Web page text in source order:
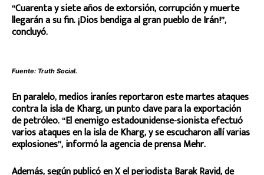
“Cuarenta y siete años de extorsión, corrupción y muerte
llegarán a su fin. ¡Dios bendiga al gran pueblo de Irán!”,
concluyó.
Fuente: Truth Social.
En paralelo, medios iraníes reportaron este martes ataques
contra la isla de Kharg, un punto clave para la exportación
de petróleo. “El enemigo estadounidense-sionista efectuó
varios ataques en la isla de Kharg, y se escucharon allí varias
explosiones”, informó la agencia de prensa Mehr.